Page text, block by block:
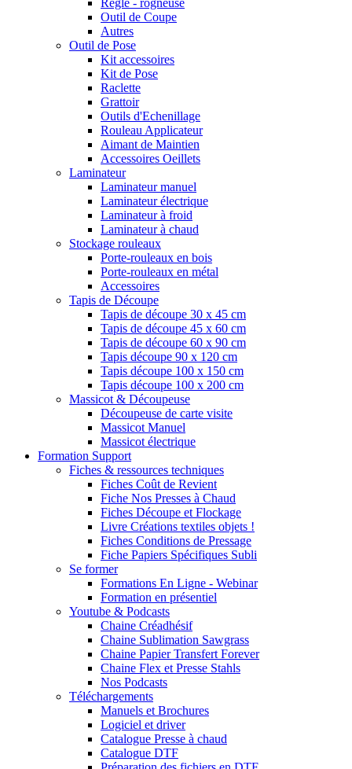
Règle - rogneuse
Outil de Coupe
Autres
Outil de Pose
Kit accessoires
Kit de Pose
Raclette
Grattoir
Outils d'Echenillage
Rouleau Applicateur
Aimant de Maintien
Accessoires Oeillets
Laminateur
Laminateur manuel
Laminateur électrique
Laminateur à froid
Laminateur à chaud
Stockage rouleaux
Porte-rouleaux en bois
Porte-rouleaux en métal
Accessoires
Tapis de Découpe
Tapis de découpe 30 x 45 cm
Tapis de découpe 45 x 60 cm
Tapis de découpe 60 x 90 cm
Tapis découpe 90 x 120 cm
Tapis découpe 100 x 150 cm
Tapis découpe 100 x 200 cm
Massicot & Découpeuse
Découpeuse de carte visite
Massicot Manuel
Massicot électrique
Formation Support
Fiches & ressources techniques
Fiches Coût de Revient
Fiche Nos Presses à Chaud
Fiches Découpe et Flockage
Livre Créations textiles objets !
Fiches Conditions de Pressage
Fiche Papiers Spécifiques Subli
Se former
Formations En Ligne - Webinar
Formation en présentiel
Youtube & Podcasts
Chaine Créadhésif
Chaine Sublimation Sawgrass
Chaine Papier Transfert Forever
Chaine Flex et Presse Stahls
Nos Podcasts
Téléchargements
Manuels et Brochures
Logiciel et driver
Catalogue Presse à chaud
Catalogue DTF